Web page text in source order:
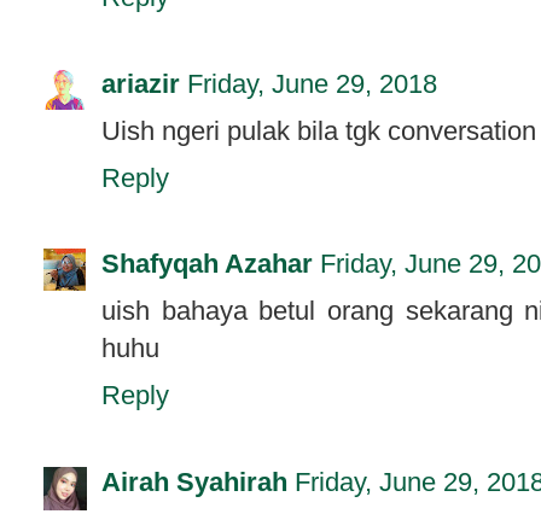
ariazir Friday, June 29, 2018
Uish ngeri pulak bila tgk
Reply
Shafyqah Azahar Friday, June 29,
uish bahaya betul orang sekarang
huhu
Reply
Airah Syahirah Friday, June 29,